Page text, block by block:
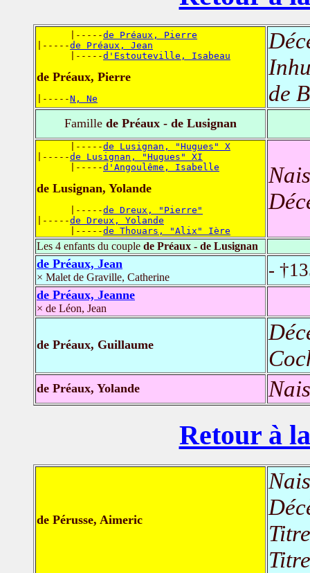
      |-----
de Préaux, Pierre
|-----de Préaux, Jean
      |-----
d'Estouteville, Isabeau
de Préaux, Pierre
|-----N, Ne
de
Famille de Préaux - de Lusignan
      |-----
de Lusignan, "Hugues" X
|-----de Lusignan, "Hugues" XI
      |-----
d'Angoulême, Isabelle
de Lusignan, Yolande
      |-----
de Dreux, "Pierre"
|-----de Dreux, Yolande
      |-----
de Thouars, "Alix" Ière
Les 4 enfants du couple de Préaux - de Lusignan
de Préaux, Jean
× Malet de Graville, Catherine -
de Préaux, Jeanne
× de Léon, Jean
de Préaux, Guillaume
de Préaux, Yolande
Retour à
de Pérusse, Aimeric